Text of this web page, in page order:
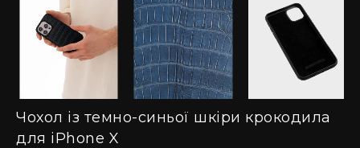
Чохол із темно-синьої шкіри крокодила
для iPhone X